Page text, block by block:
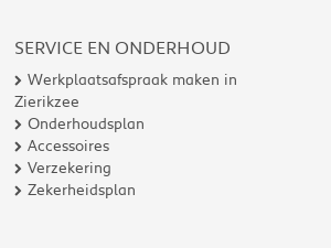
SERVICE EN ONDERHOUD
Werkplaatsafspraak maken in
Zierikzee
Onderhoudsplan
Accessoires
Verzekering
Zekerheidsplan